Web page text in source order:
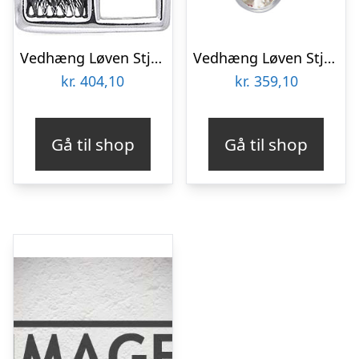
Vedhæng Løven Stjernetegn – 30mm – u/kæde
kr. 404,10
Gå til shop
Vedhæng Løven Stjernetegn med Bjergkrystal – 28 mm – u/kæde
kr. 359,10
Gå til shop